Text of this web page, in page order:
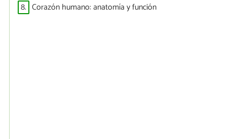
8. Corazón humano: anatomía y función